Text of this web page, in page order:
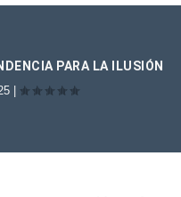
PARA LA ILUSIÓN